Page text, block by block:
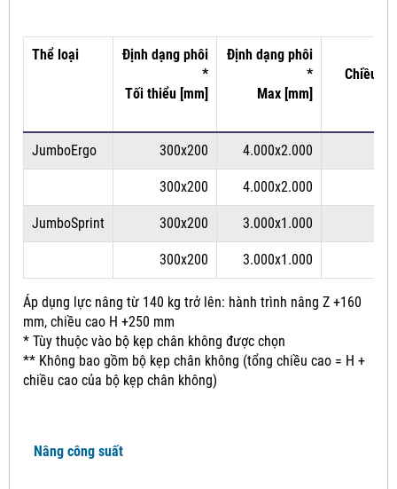
Thể loại
Định dạng phôi
*
Tối thiểu [mm]
Định dạng phôi
*
Max [mm]
Chiều
JumboErgo 300x200 4.000x2.000
300x200 4.000x2.000
JumboSprint 300x200 3.000x1.000
300x200 3.000x1.000
Áp dụng lực nâng từ 140 kg trở lên: hành trình nâng Z +160
mm, chiều cao H +250 mm
* Tùy thuộc vào bộ kẹp chân không được chọn
** Không bao gồm bộ kẹp chân không (tổng chiều cao = H +
chiều cao của bộ kẹp chân không)
Nâng công suất